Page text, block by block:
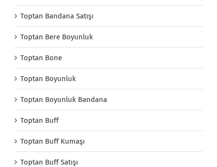
Toptan Bandana Satışı
Toptan Bere Boyunluk
Toptan Bone
Toptan Boyunluk
Toptan Boyunluk Bandana
Toptan Buff
Toptan Buff Kumaşı
Toptan Buff Satışı